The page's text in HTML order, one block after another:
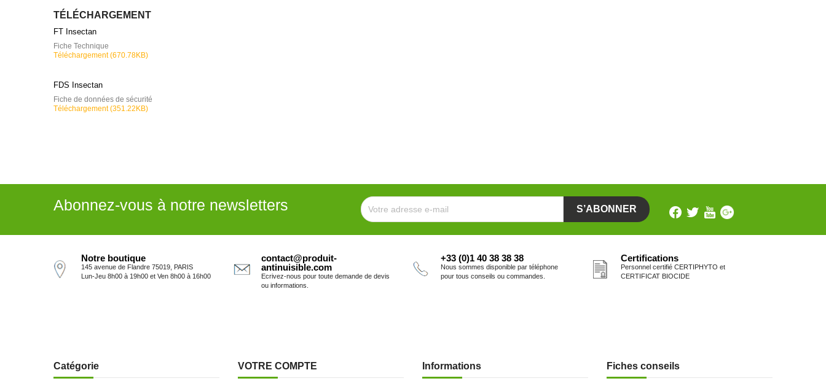
TÉLÉCHARGEMENT
FT Insectan
Fiche Technique
Téléchargement (670.78KB)
FDS Insectan
Fiche de données de sécurité
Téléchargement (351.22KB)
Abonnez-vous à notre newsletters
Notre boutique
145 avenue de Flandre 75019, PARIS
Lun-Jeu 8h00 à 19h00 et Ven 8h00 à 16h00
contact@produit-
antinuisible.com
Ecrivez-nous pour toute demande de devis
ou informations.
+33 (0)1 40 38 38 38
Nous sommes disponible par téléphone
pour tous conseils ou commandes.
Certifications
Personnel certifié CERTIPHYTO et
CERTIFICAT BIOCIDE
Catégorie VOTRE COMPTE Informations Fiches conseils